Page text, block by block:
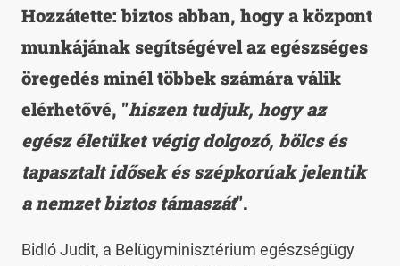
Hozzátette: biztos abban, hogy a központ
munkájának segítségével az egészséges
öregedés minél többek számára válik
elérhetővé, "hiszen tudjuk, hogy az
egész életüket végig dolgozó, bölcs és
tapasztalt idősek és szépkorúak jelentik
a nemzet biztos támaszát".
Bidló Judit, a Belügyminisztérium egészségügy